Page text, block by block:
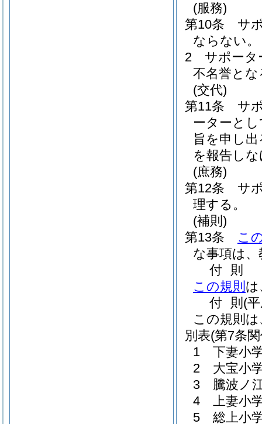
(服務)
第10条
サ
ならない。
2
サポータ
不名誉と
(交代)
第11条
サ
ーターと
旨を申し
を報告し
(庶務)
第12条
サ
理する。
(補則)
第13条
こ
な事項は
付 則
この規則 は
付 則 (
この規則
別表(第7条
1 下妻小
2 大宝小
3 騰波ノ
4 上妻小
5 総上小